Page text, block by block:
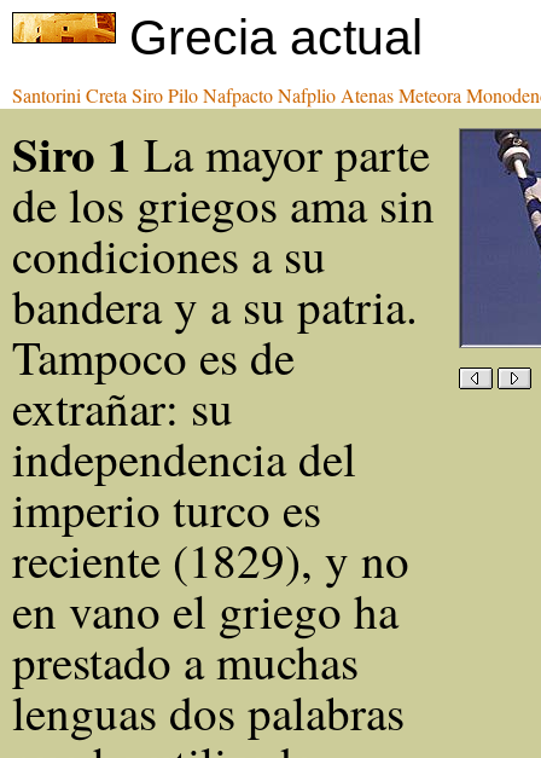
Grecia actual
Santorini Creta SiroPiloNafpactoNafplio AtenasMeteora
Siro 1 La mayor parte
de los griegos ama sin
condiciones a su
bandera y a su patria.
Tampoco es de
extrañar: su
independencia del
imperio turco es
reciente (1829), y no
en vano el griego ha
prestado a muchas
lenguas dos palabras